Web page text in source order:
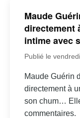
Maude
directement
intime avec
Publié le
Maude Guérin
directement à
son chum…
commentaires.